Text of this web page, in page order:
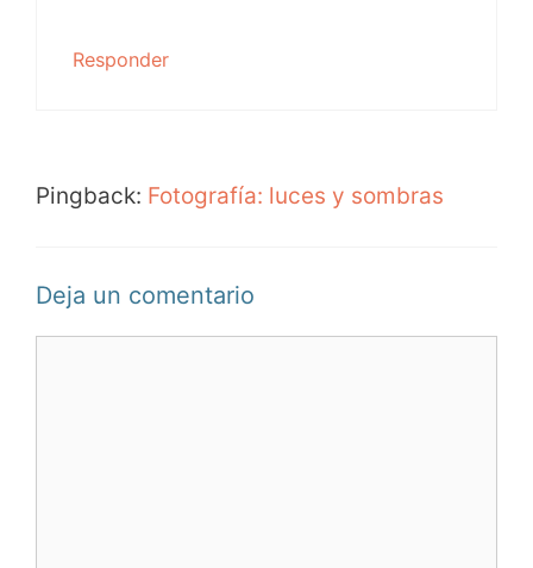
Responder
Pingback: Fotografía: luces y sombras
Deja un comentario